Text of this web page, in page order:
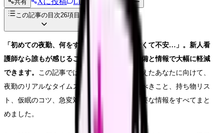
共有
投稿文コピー
この記事の目次26項目
「初めての夜勤、何をすればいいかわからなくて不安…」。新人看
護師なら誰もが感じるこの不安は、事前の準備と情報で大幅に軽減
できます。
この記事では、夜勤デビューを控えたあなたに向けて、
夜勤のリアルなタイムスケジュール、準備すべきこと、持ち物リス
ト、仮眠のコツ、急変対応の心構えまで、必要な情報をすべてまと
めました。